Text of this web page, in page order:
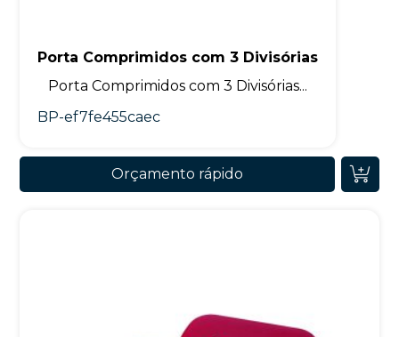
Porta Comprimidos com 3 Divisórias
Porta Comprimidos com 3 Divisórias...
BP-ef7fe455caec
Orçamento rápido